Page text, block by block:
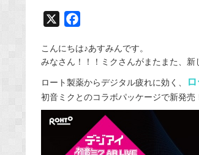
c
b
o
こんにちは♪あすみんです。
みなさん！！！ミクさんがまたまた、新
ロート製薬からデジタル疲れに効く、
初音ミクとのコラボパッケージで新発売